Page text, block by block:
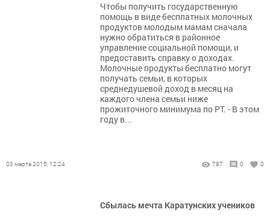
Чтобы получить государственную
помощь в виде бесплатных молочных
продуктов молодым мамам сначала
нужно обратиться в районное
управление социальной помощи, и
предоставить справку о доходах.
Молочные продукты бесплатно могут
получать семьи, в которых
среднедушевой доход в месяц на
каждого члена семьи ниже
прожиточного минимума по РТ. - В этом
году в...
03 марта 2015, 12:24 787 0 0
Сбылась мечта Каратунских учеников